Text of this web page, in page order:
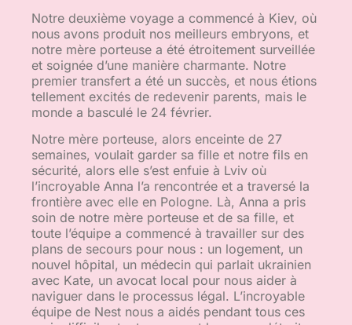
Notre deuxième voyage a commencé à Kiev, où
nous avons produit nos meilleurs embryons, et
notre mère porteuse a été étroitement surveillée
et soignée d’une manière charmante. Notre
premier transfert a été un succès, et nous étions
tellement excités de redevenir parents, mais le
monde a basculé le 24 février.
Notre mère porteuse, alors enceinte de 27
semaines, voulait garder sa fille et notre fils en
sécurité, alors elle s’est enfuie à Lviv où
l’incroyable Anna l’a rencontrée et a traversé la
frontière avec elle en Pologne. Là, Anna a pris
soin de notre mère porteuse et de sa fille, et
toute l’équipe a commencé à travailler sur des
plans de secours pour nous : un logement, un
nouvel hôpital, un médecin qui parlait ukrainien
avec Kate, un avocat local pour nous aider à
naviguer dans le processus légal. L’incroyable
équipe de Nest nous a aidés pendant tous ces